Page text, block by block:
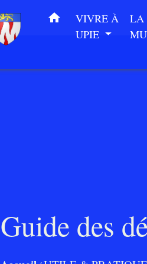
home
VIVRE À
UPIE
LA
Guide des